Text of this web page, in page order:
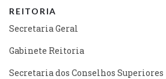
REITORIA
Secretaria Geral
Gabinete Reitoria
Secretaria dos Conselhos Superiores